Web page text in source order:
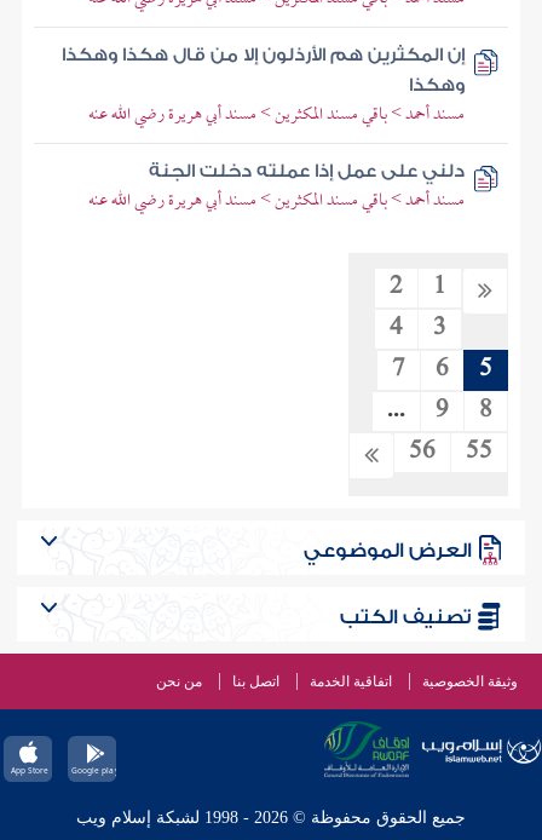
إن المكثرين هم الأرذلون إلا من قال هكذا وهكذا
وهكذا
مسند أحمد > باقي مسند المكثرين > مسند أبي هريرة رضي الله عنه
دلني على عمل إذا عملته دخلت الجنة
مسند أحمد > باقي مسند المكثرين > مسند أبي هريرة رضي الله عنه
1
2
3
4
5
6
7
8
9
...
55
56
العرض الموضوعي
تصنيف الكتب
وثيقة الخصوصية اتفاقية الخدمة اتصل بنا من نحن
جميع الحقوق محفوظة © 2026 - 1998 لشبكة إسلام ويب